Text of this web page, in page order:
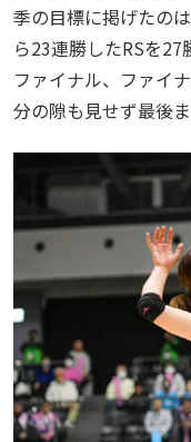
季の目標に掲げたの
ら23連勝したRSを
ファイナル、ファイ
分の隙も見せず最後